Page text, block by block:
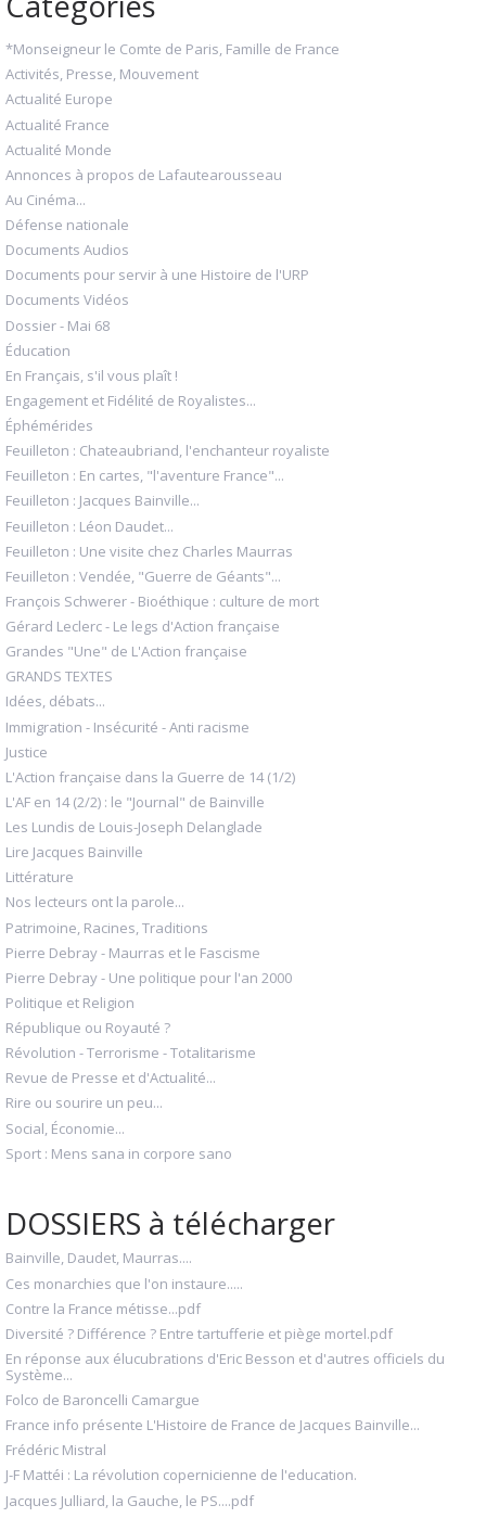
*Monseigneur le Comte de Paris, Famille de France
Activités, Presse, Mouvement
Actualité Europe
Actualité France
Actualité Monde
Annonces à propos de Lafautearousseau
Au Cinéma...
Défense nationale
Documents Audios
Documents pour servir à une Histoire de l'URP
Documents Vidéos
Dossier - Mai 68
Éducation
En Français, s'il vous plaît !
Engagement et Fidélité de Royalistes...
Éphémérides
Feuilleton : Chateaubriand, l'enchanteur royaliste
Feuilleton : En cartes, "l'aventure France"...
Feuilleton : Jacques Bainville...
Feuilleton : Léon Daudet...
Feuilleton : Une visite chez Charles Maurras
Feuilleton : Vendée, "Guerre de Géants"...
François Schwerer - Bioéthique : culture de mort
Gérard Leclerc - Le legs d'Action française
Grandes "Une" de L'Action française
GRANDS TEXTES
Idées, débats...
Immigration - Insécurité - Anti racisme
Justice
L'Action française dans la Guerre de 14 (1/2)
L'AF en 14 (2/2) : le "Journal" de Bainville
Les Lundis de Louis-Joseph Delanglade
Lire Jacques Bainville
Littérature
Nos lecteurs ont la parole...
Patrimoine, Racines, Traditions
Pierre Debray - Maurras et le Fascisme
Pierre Debray - Une politique pour l'an 2000
Politique et Religion
République ou Royauté ?
Révolution - Terrorisme - Totalitarisme
Revue de Presse et d'Actualité...
Rire ou sourire un peu...
Social, Économie...
Sport : Mens sana in corpore sano
DOSSIERS à télécharger
Bainville, Daudet, Maurras....
Ces monarchies que l'on instaure.....
Contre la France métisse...pdf
Diversité ? Différence ? Entre tartufferie et piège mortel.pdf
En réponse aux élucubrations d'Eric Besson et d'autres officiels du
Système...
Folco de Baroncelli Camargue
France info présente L'Histoire de France de Jacques Bainville...
Frédéric Mistral
J-F Mattéi : La révolution copernicienne de l'education.
Jacques Julliard, la Gauche, le PS....pdf